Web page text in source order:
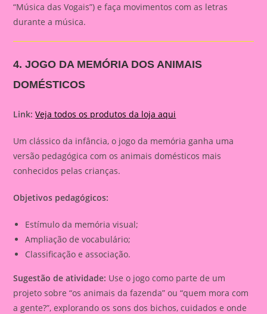
“Música das Vogais”) e faça movimentos com as letras
durante a música.
4. JOGO DA MEMÓRIA DOS ANIMAIS
DOMÉSTICOS
Link: Veja todos os produtos da loja aqui
Um clássico da infância, o jogo da memória ganha uma
versão pedagógica com os animais domésticos mais
conhecidos pelas crianças.
Objetivos pedagógicos:
Estímulo da memória visual;
Ampliação de vocabulário;
Classificação e associação.
Sugestão de atividade: Use o jogo como parte de um
projeto sobre “os animais da fazenda” ou “quem mora com
a gente?”, explorando os sons dos bichos, cuidados e onde